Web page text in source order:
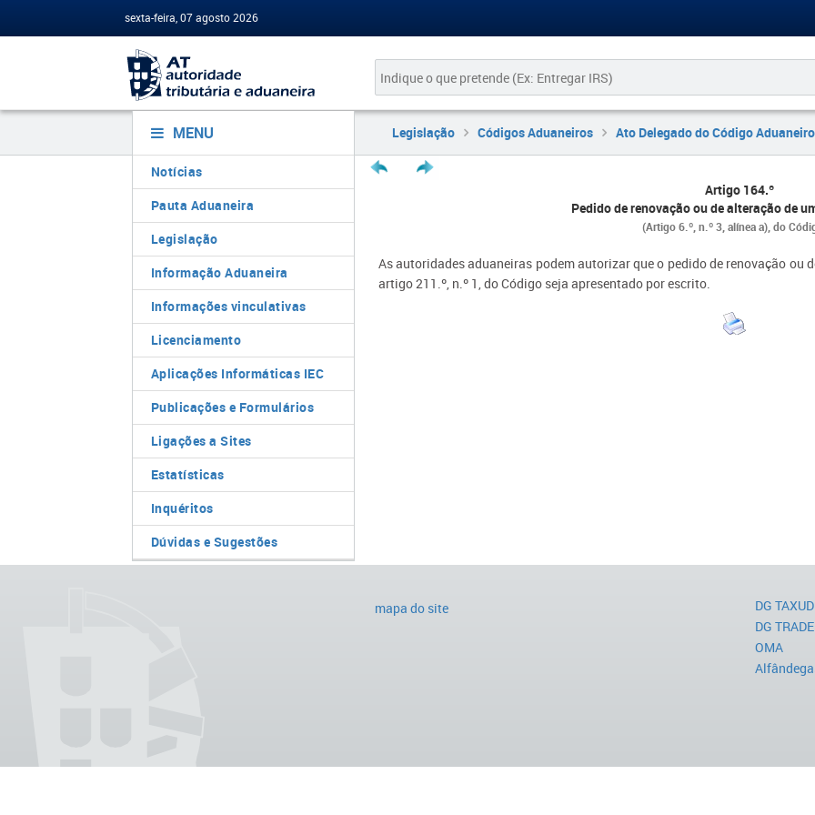
sexta-feira, 07 agosto 2026
MENU
Notícias
Pauta Aduaneira
Legislação
Informação Aduaneira
Informações vinculativas
Licenciamento
Aplicações Informáticas IEC
Publicações e Formulários
Ligações a Sites
Estatísticas
Inquéritos
Dúvidas e Sugestões
Legislação Códigos Aduaneiros Ato Delegado do Código
Artigo 164.º
Pedido de renovação ou de alteração de
(Artigo 6.º, n.º 3, alínea a), do
As autoridades aduaneiras podem autorizar que o pedido de renovação ou
artigo 211.º, n.º 1, do Código seja apresentado por escrito.
mapa do site
DG TAXUD
DG TRADE
OMA